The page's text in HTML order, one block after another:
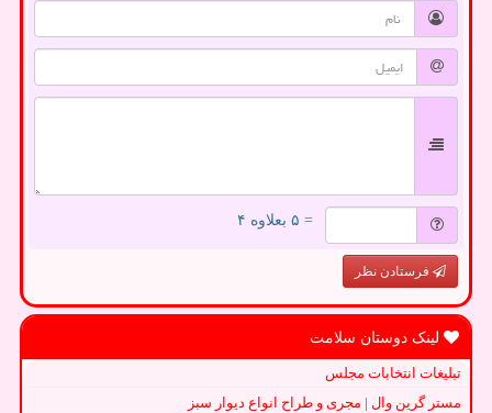
= ۵ بعلاوه ۴
فرستادن نظر
لینک دوستان سلامت
تبلیغات انتخابات مجلس
مستر گرین وال | مجری و طراح انواع دیوار سبز